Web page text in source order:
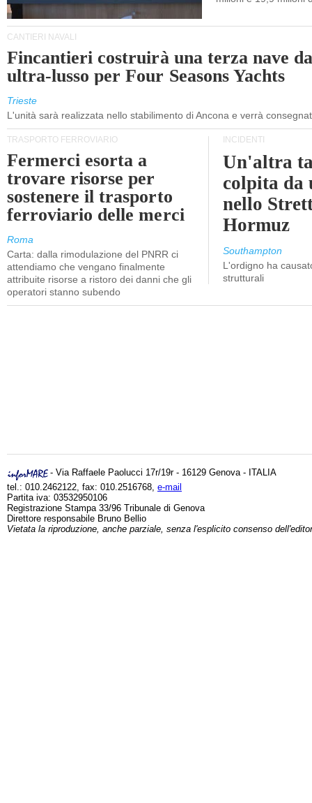
CANTIERI NAVALI
Fincantieri costruirà una terza nave
ultra-lusso per Four Seasons Yachts
Trieste
L'unità sarà realizzata nello stabilimento di Ancona e verrà
TRASPORTO FERROVIARIO
Fermerci esorta a
trovare risorse per
sostenere il trasporto
ferroviario delle merci
Roma
Carta: dalla rimodulazione del PNRR ci
attendiamo che vengano finalmente
attribuite risorse a ristoro dei danni che gli
operatori stanno subendo
INCIDENTI
Un'altra
colpita da
nello
Hormuz
Southampton
L'ordigno ha
strutturali
- Via Raffaele Paolucci 17r/19r - 16129 Genova - ITALIA
tel.: 010.2462122, fax: 010.2516768, e-mail
Partita iva: 03532950106
Registrazione Stampa 33/96 Tribunale di Genova
Direttore responsabile Bruno Bellio
Vietata la riproduzione, anche parziale, senza l'esplicito consenso